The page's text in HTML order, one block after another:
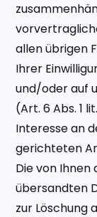
allen übrigen
Ihrer
und/oder auf
(Art. 6 Abs. 1
Interesse an
gerichteten
Die von
übersandten
zur Löschung